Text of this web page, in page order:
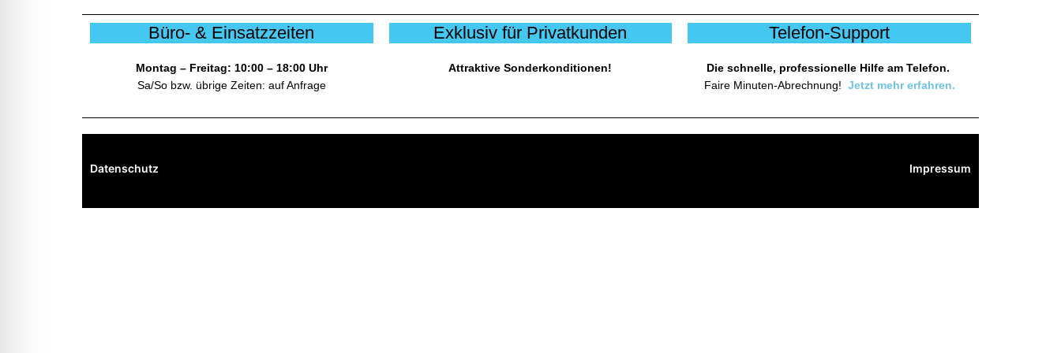
Beratung
Service
Büro- & Einsatzzeiten
Montag – Freitag: 10:00 – 18:00 Uhr
Sa/So bzw. übrige Zeiten: auf Anfrage
Exklusiv für Privatkunden
Attraktive Sonderkonditionen!
Telefon-Support
Die schnelle, professionelle Hilfe am Telefon.
Faire Minuten-Abrechnung! Jetzt mehr erfahren.
Datenschutz Impressum